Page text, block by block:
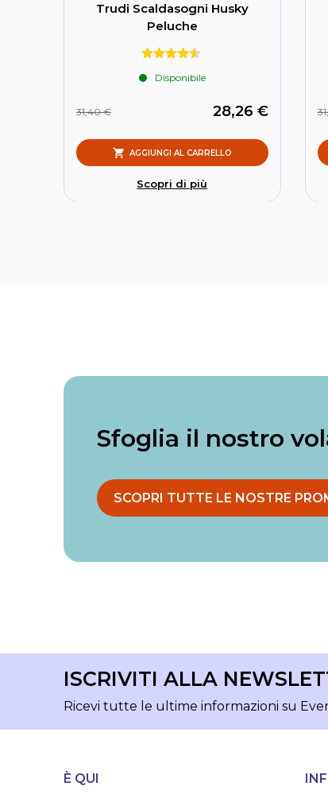
Trudi Scaldasogni Husky
Peluche
Disponibile
28,26 €
31,40 €
AGGIUNGI AL CARRELLO
Scopri di più
Sfoglia il nostro
SCOPRI TUTTE LE NOSTRE
ISCRIVITI ALLA
Ricevi tutte le ultime informazioni su
È QUI